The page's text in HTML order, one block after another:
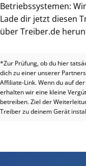
Betriebssystemen:
Lade dir jetzt diesen
über Treiber.de
*Zur Prüfung, ob du hier
dich zu einer unserer
Affiliate-Link. Wenn du auf
erhalten wir eine kleine
betreiben. Ziel der
Treiber zu deinem Gerät